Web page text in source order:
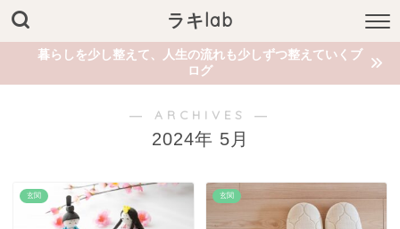
ラキlab
暮らしを少し整えて、人生の流れも少しずつ整えていくブ
ログ
― ARCHIVES ―
2024年 5月
玄関 玄関